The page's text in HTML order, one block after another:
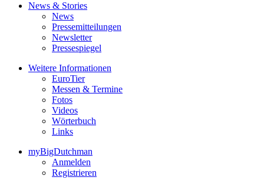
News & Stories
News
Pressemitteilungen
Newsletter
Pressespiegel
Weitere Informationen
EuroTier
Messen & Termine
Fotos
Videos
Wörterbuch
Links
myBigDutchman
Anmelden
Registrieren